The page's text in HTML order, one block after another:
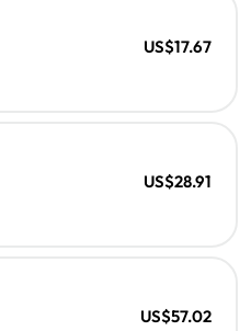
US$17.67
US$28.91
US$57.02